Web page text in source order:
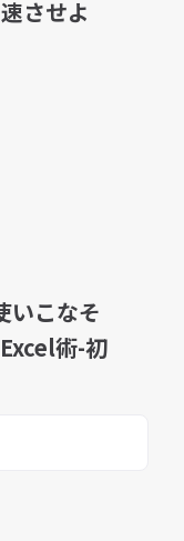
させよ
いこなそ
術-初